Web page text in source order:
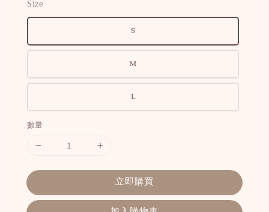
Size
S
M
L
數量
立即購買